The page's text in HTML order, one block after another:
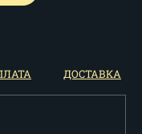
малый
ДОСТАВКА